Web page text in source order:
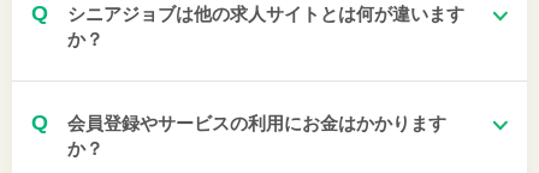
Q
シニアジョブは他の求人サイトとは何が違います
か？
Q
会員登録やサービスの利用にお金はかかります
か？